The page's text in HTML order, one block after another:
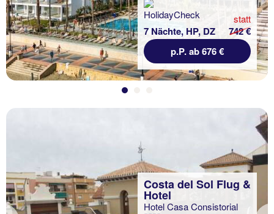
7 Nächte, HP, DZ
statt
742 €
p.P. ab 676 €
Costa del Sol Flug &
Hotel
Hotel Casa Consistorial